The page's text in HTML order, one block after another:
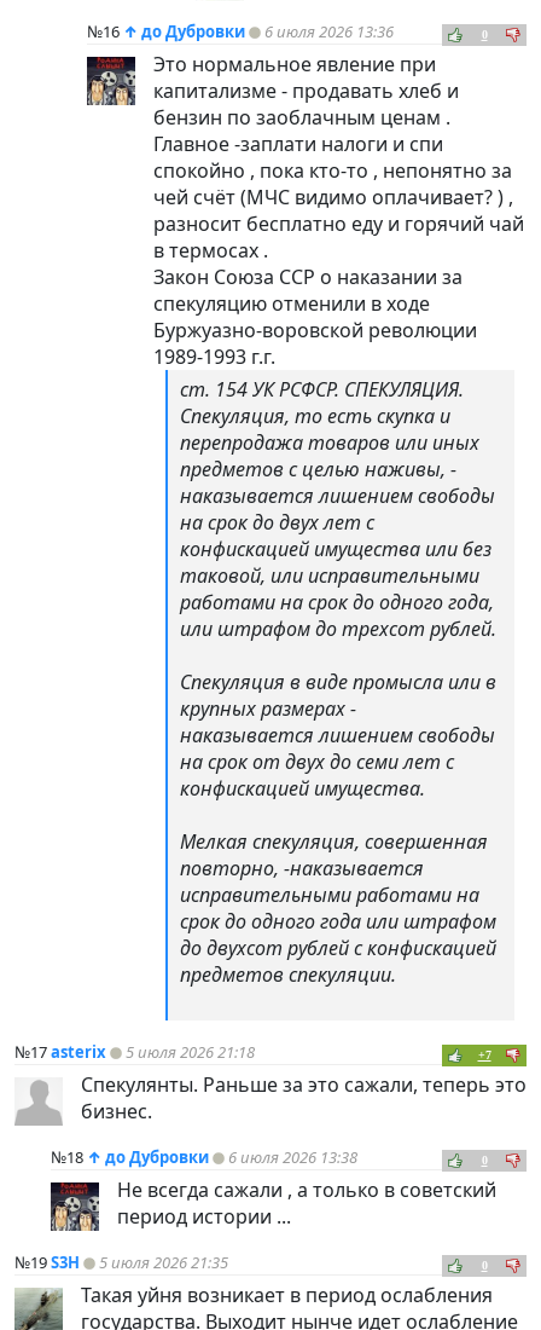
№16 ↑ до Дубровки 6 июля 2026 13:36 0
Это нормальное явление при
капитализме - продавать хлеб и
бензин по заоблачным ценам .
Главное -заплати налоги и спи
спокойно , пока кто-то , непонятно за
чей счёт (МЧС видимо оплачивает? ) ,
разносит бесплатно еду и горячий чай
в термосах .
Закон Союза ССР о наказании за
спекуляцию отменили в ходе
Буржуазно-воровской революции
1989-1993 г.г.
ст. 154 УК РСФСР. СПЕКУЛЯЦИЯ.
Спекуляция, то есть скупка и
перепродажа товаров или иных
предметов с целью наживы, -
наказывается лишением свободы
на срок до двух лет с
конфискацией имущества или без
таковой, или исправительными
работами на срок до одного года,
или штрафом до трехсот рублей.
Спекуляция в виде промысла или в
крупных размерах -
наказывается лишением свободы
на срок от двух до семи лет с
конфискацией имущества.
Мелкая спекуляция, совершенная
повторно, -наказывается
исправительными работами на
срок до одного года или штрафом
до двухсот рублей с конфискацией
предметов спекуляции.
№17asterix 5 июля 2026 21:18 +7
Спекулянты. Раньше за это сажали, теперь это
бизнес.
№18 ↑ до Дубровки 6 июля 2026 13:38 0
Не всегда сажали , а только в советский
период истории ...
№19S3H 5 июля 2026 21:35 0
Такая уйня возникает в период ослабления
государства. Выходит нынче идет ослабление